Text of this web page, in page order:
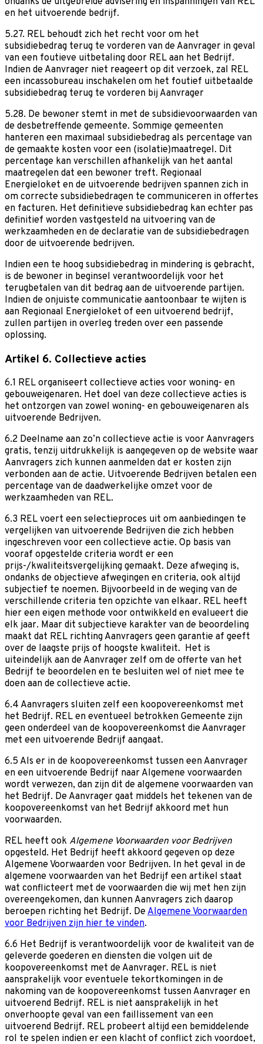
en het uitvoerende bedrijf.
5.27. REL behoudt zich het recht voor om het
subsidiebedrag terug te vorderen van de Aanvrager in geval
van een foutieve uitbetaling door REL aan het Bedrijf.
Indien de Aanvrager niet reageert op dit verzoek, zal REL
een incassobureau inschakelen om het foutief uitbetaalde
subsidiebedrag terug te vorderen bij Aanvrager
5.28. De bewoner stemt in met de subsidievoorwaarden van
de desbetreffende gemeente. Sommige gemeenten
hanteren een maximaal subsidiebedrag als percentage van
de gemaakte kosten voor een (isolatie)maatregel. Dit
percentage kan verschillen afhankelijk van het aantal
maatregelen dat een bewoner treft. Regionaal
Energieloket en de uitvoerende bedrijven spannen zich in
om correcte subsidiebedragen te communiceren in offertes
en facturen. Het definitieve subsidiebedrag kan echter pas
definitief worden vastgesteld na uitvoering van de
werkzaamheden en de declaratie van de subsidiebedragen
door de uitvoerende bedrijven.
Indien een te hoog subsidiebedrag in mindering is gebracht,
is de bewoner in beginsel verantwoordelijk voor het
terugbetalen van dit bedrag aan de uitvoerende partijen.
Indien de onjuiste communicatie aantoonbaar te wijten is
aan Regionaal Energieloket of een uitvoerend bedrijf,
zullen partijen in overleg treden over een passende
oplossing.
Artikel 6. Collectieve acties
6.1 REL organiseert collectieve acties voor woning- en
gebouweigenaren. Het doel van deze collectieve acties is
het ontzorgen van zowel woning- en gebouweigenaren als
uitvoerende Bedrijven.
6.2 Deelname aan zo’n collectieve actie is voor Aanvragers
gratis, tenzij uitdrukkelijk is aangegeven op de website waar
Aanvragers zich kunnen aanmelden dat er kosten zijn
verbonden aan de actie. Uitvoerende Bedrijven betalen een
percentage van de daadwerkelijke omzet voor de
werkzaamheden van REL.
6.3 REL voert een selectieproces uit om aanbiedingen te
vergelijken van uitvoerende Bedrijven die zich hebben
ingeschreven voor een collectieve actie. Op basis van
vooraf opgestelde criteria wordt er een
prijs-/kwaliteitsvergelijking gemaakt. Deze afweging is,
ondanks de objectieve afwegingen en criteria, ook altijd
subjectief te noemen. Bijvoorbeeld in de weging van de
verschillende criteria ten opzichte van elkaar. REL heeft
hier een eigen methode voor ontwikkeld en evalueert die
elk jaar. Maar dit subjectieve karakter van de beoordeling
maakt dat REL richting Aanvragers geen garantie af geeft
over de laagste prijs of hoogste kwaliteit. Het is
uiteindelijk aan de Aanvrager zelf om de offerte van het
Bedrijf te beoordelen en te besluiten wel of niet mee te
doen aan de collectieve actie.
6.4 Aanvragers sluiten zelf een koopovereenkomst met
het Bedrijf. REL en eventueel betrokken Gemeente zijn
geen onderdeel van de koopovereenkomst die Aanvrager
met een uitvoerende Bedrijf aangaat.
6.5 Als er in de koopovereenkomst tussen een Aanvrager
en een uitvoerende Bedrijf naar Algemene voorwaarden
wordt verwezen, dan zijn dit de algemene voorwaarden van
het Bedrijf. De Aanvrager gaat middels het tekenen van de
koopovereenkomst van het Bedrijf akkoord met hun
voorwaarden.
REL heeft ook Algemene Voorwaarden voor Bedrijven
opgesteld. Het Bedrijf heeft akkoord gegeven op deze
Algemene Voorwaarden voor Bedrijven. In het geval in de
algemene voorwaarden van het Bedrijf een artikel staat
wat conflicteert met de voorwaarden die wij met hen zijn
overeengekomen, dan kunnen Aanvragers zich daarop
beroepen richting het Bedrijf. DeAlgemene Voorwaarden
voor Bedrijven zijn hier te vinden.
6.6 Het Bedrijf is verantwoordelijk voor de kwaliteit van de
geleverde goederen en diensten die volgen uit de
koopovereenkomst met de Aanvrager. REL is niet
aansprakelijk voor eventuele tekortkomingen in de
nakoming van de koopovereenkomst tussen Aanvrager en
uitvoerend Bedrijf. REL is niet aansprakelijk in het
onverhoopte geval van een faillissement van een
uitvoerend Bedrijf. REL probeert altijd een bemiddelende
rol te spelen indien er een klacht of conflict zich voordoet,